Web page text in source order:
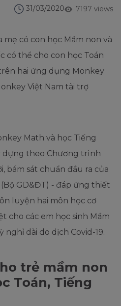
7197 views
31/03/2020
mẹ có con học Mầm non và
có thể cho con học Toán
hai ứng dụng Monkey
Việt Nam tài trợ
Math và học Tiếng
dựng theo Chương trình
bám sát chuẩn đầu ra của
GD&ĐT) - đáp ứng thiết
luyện hai môn học cơ
cho các em học sinh Mầm
nghỉ dài do dịch Covid-19.
trẻ mầm non
Toán, Tiếng